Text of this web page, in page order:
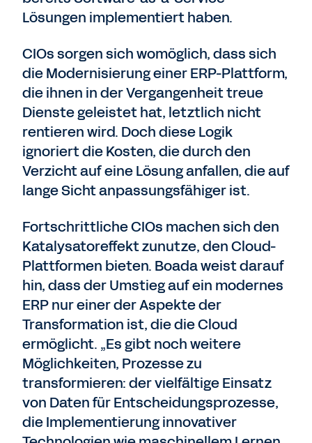
Lösungen implementiert haben.
CIOs sorgen sich womöglich, dass sich
die Modernisierung einer ERP-Plattform,
die ihnen in der Vergangenheit treue
Dienste geleistet hat, letztlich nicht
rentieren wird. Doch diese Logik
ignoriert die Kosten, die durch den
Verzicht auf eine Lösung anfallen, die auf
lange Sicht anpassungsfähiger ist.
Fortschrittliche CIOs machen sich den
Katalysatoreffekt zunutze, den Cloud-
Plattformen bieten. Boada weist darauf
hin, dass der Umstieg auf ein modernes
ERP nur einer der Aspekte der
Transformation ist, die die Cloud
ermöglicht. „Es gibt noch weitere
Möglichkeiten, Prozesse zu
transformieren: der vielfältige Einsatz
von Daten für Entscheidungsprozesse,
die Implementierung innovativer